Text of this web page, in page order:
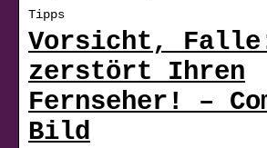
Tipps
Vorsicht,
zerstört Ihren
Fernseher! –
Bild